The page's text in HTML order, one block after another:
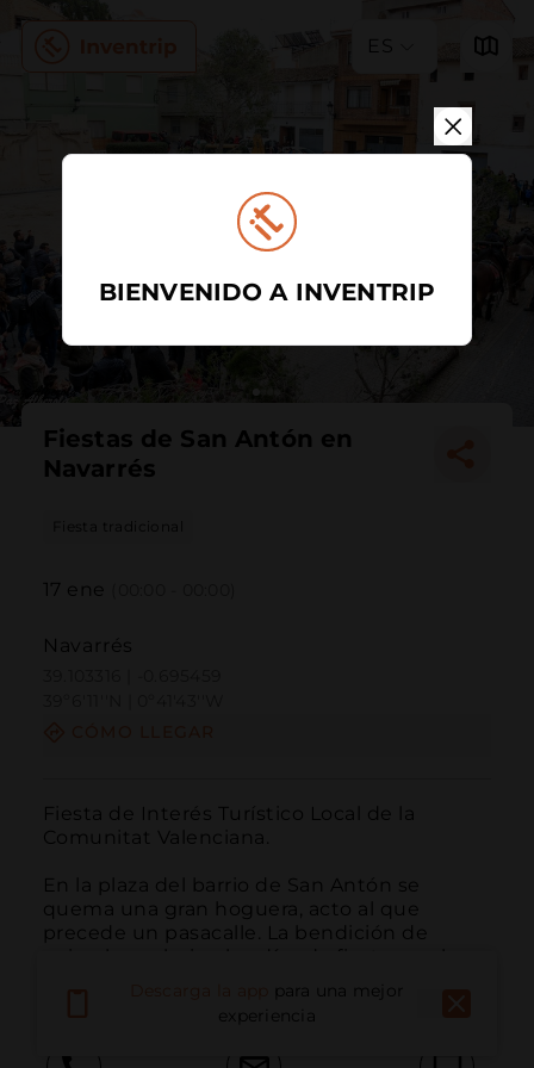
ES
Fiestas de San Antón en
Navarrés
Fiesta tradicional
17 ene
Navarrés
Fiesta de Interés Turístico Local de la
Comunitat Valenciana.
En la plaza del barrio de San Antón se
quema una gran hoguera, acto al que
precede un pasacalle. La bendición de
animales culmina los días de fiesta en el
para una mejor
experiencia
BIENVENIDO A INVENTRIP